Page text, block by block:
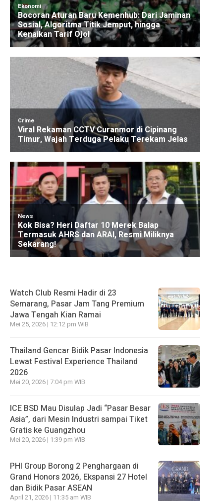
Watch Club Resmi Hadir di 23
Semarang, Pasar Jam Tang Premium
Jawa Tengah Kian Ramai
Mei 25, 2026 | 12:12 pm WIB
Thailand Gencar Bidik Pasar Indonesia
Lewat Festival Experience Thailand
2026
Mei 20, 2026 | 7:04 pm WIB
ICE BSD Mau Disulap Jadi “Pasar Besar
Asia”, dari Mesin Industri sampai Tiket
Gratis ke Guangzhou
Mei 20, 2026 | 1:39 pm WIB
PHI Group Borong 2 Penghargaan di
Grand Honors 2026, Ekspansi 27 Hotel
dan Bidik Pasar ASEAN
April 21, 2026 | 11:35 am WIB